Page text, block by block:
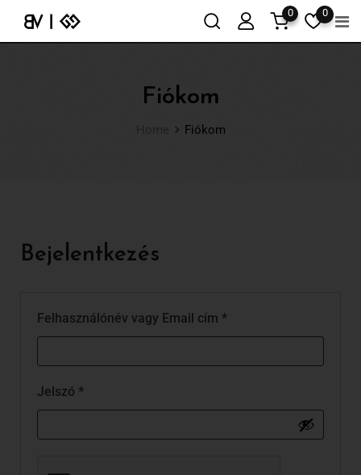
0
0
Fiókom
Fiókom
Bejelentkezés
Felhasználónév vagy Email cím *
Jelszó *